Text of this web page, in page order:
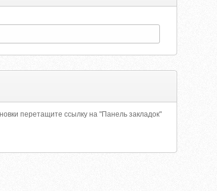
перетащите ссылку на "Панель закладок"